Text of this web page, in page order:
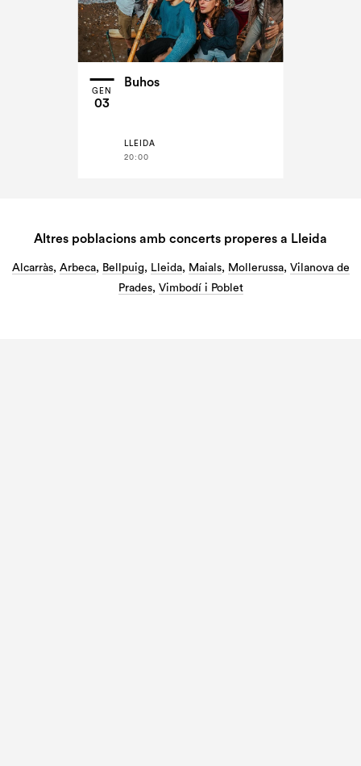
GEN
03
Buhos
LLEIDA
20:00
Altres poblacions amb concerts properes a Lleida
Alcarràs, Arbeca, Bellpuig, Lleida, Maials, Mollerussa, Vilanova de
Prades, Vimbodí i Poblet